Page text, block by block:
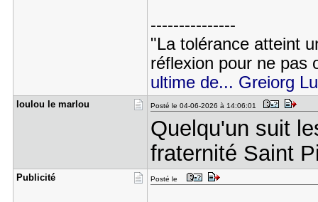
---------------
"La tolérance atteint
réflexion pour ne pas
ultime de... Greiorg
loulou le ​marlou Posté le 04-06-2026 à 14:06:01
Quelqu'un suit
fraternité Saint
Publicité Posté le